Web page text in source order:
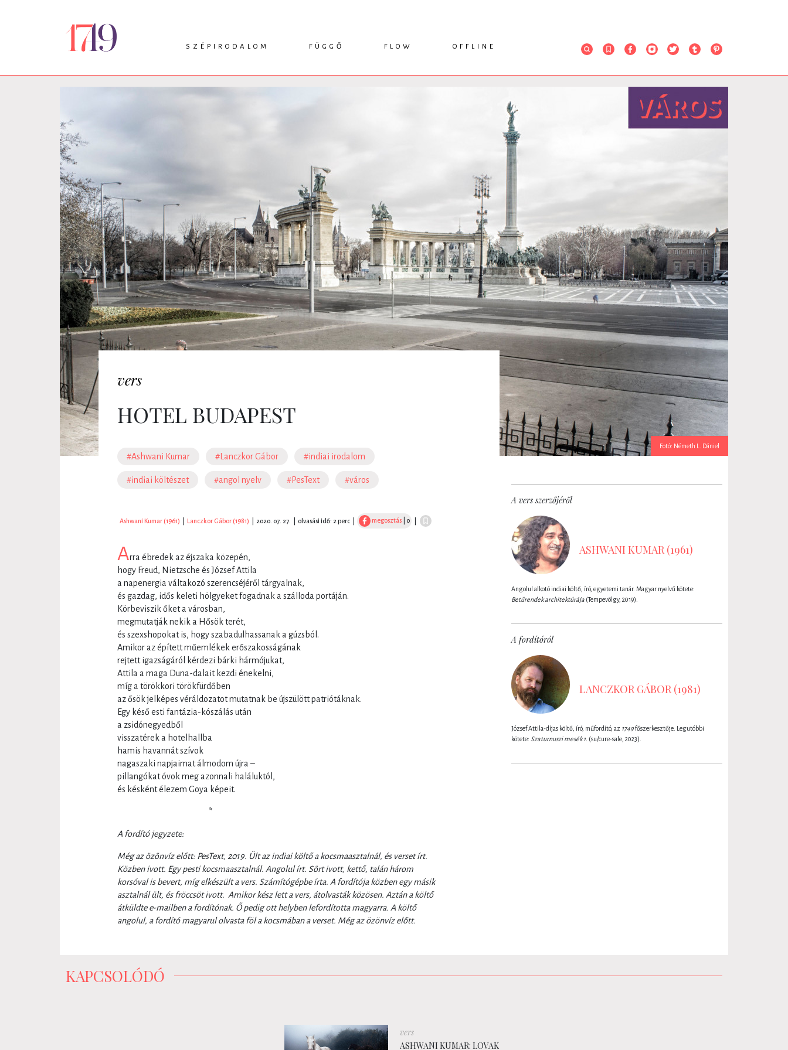
SZÉPIRODALOM
VERS
FÜGGŐ
KRITIKA
FLOW
INTERJÚ
OFFLINE
RENDEZVÉNYEK
Fotó: Németh L. Dániel
vers
HOTEL BUDAPEST
#Ashwani Kumar #Lanczkor Gábor #indiai irodalom
#indiai költészet #angol nyelv #PesText #város
Ashwani Kumar (1961) Lanczkor Gábor (1981) 2020. 07. 27. olvasási idő: 2 perc megosztás | 0
Arra ébredek az éjszaka közepén,
hogy Freud, Nietzsche és József Attila
a napenergia váltakozó szerencséjéről tárgyalnak,
és gazdag, idős keleti hölgyeket fogadnak a szálloda portáján.
Körbeviszik őket a városban,
megmutatják nekik a Hősök terét,
és szexshopokat is, hogy szabadulhassanak a gúzsból.
Amikor az épített műemlékek erőszakosságának
rejtett igazságáról kérdezi bárki hármójukat,
Attila a maga Duna-dalait kezdi énekelni,
míg a törökkori törökfürdőben
az ősök jelképes véráldozatot mutatnak be újszülött patriótáknak.
Egy késő esti fantázia-kószálás után
a zsidónegyedből
visszatérek a hotelhallba
hamis havannát szívok
nagaszaki napjaimat álmodom újra –
pillangókat óvok meg azonnali haláluktól,
és késként élezem Goya képeit.
*
A fordító jegyzete:
Még az özönvíz előtt: PesText, 2019. Ült az indiai költő a kocsmaasztalnál, és verset írt.
Közben ivott. Egy pesti kocsmaasztalnál. Angolul írt. Sört ivott, kettő, talán három
korsóval is bevert, míg elkészült a vers. Számítógépbe írta. A fordítója közben egy másik
asztalnál ült, és fröccsöt ivott. Amikor kész lett a vers, átolvasták közösen. Aztán a költő
átküldte e-mailben a fordítónak. Ő pedig ott helyben lefordította magyarra. A költő
angolul, a fordító magyarul olvasta föl a kocsmában a verset. Még az özönvíz előtt.
A vers szerzőjéről
ASHWANI KUMAR (1961)
Angolul alkotó indiai költő, író, egyetemi tanár. Magyar nyelvű kötete:
Betűrendek architektúrája (Tempevölgy, 2019).
A fordítóról
LANCZKOR GÁBOR (1981)
József Attila-díjas költő, író, műfordító, az 1749főszerkesztője. Legutóbbi
kötete: Szaturnuszi mesék 1. (su/cure-sale, 2023).
KAPCSOLÓDÓ
vers
ASHWANI KUMAR: LOVAK